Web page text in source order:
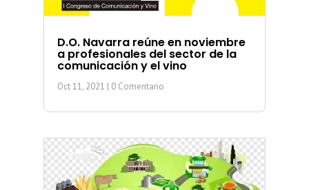
D.O. Navarra reúne en noviembre
a profesionales del sector de la
comunicación y el vino
Oct 11, 2021 | 0 Comentario